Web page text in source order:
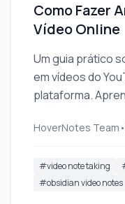
Como Fazer
Vídeo Online
Um guia prático
em vídeos do
plataforma.
esquecer.
HoverNotes Team •
#video note taking
#obsidian video notes